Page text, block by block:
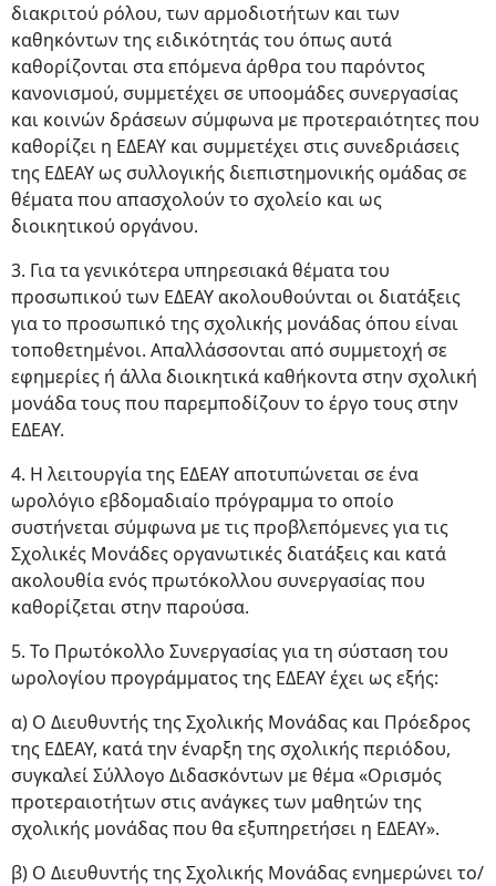
διακριτού ρόλου, των αρμοδιοτήτων και των
καθηκόντων της ειδικότητάς του όπως αυτά
καθορίζονται στα επόμενα άρθρα του παρόντος
κανονισμού, συμμετέχει σε υποομάδες συνεργασίας
και κοινών δράσεων σύμφωνα με προτεραιότητες που
καθορίζει η ΕΔΕΑΥ και συμμετέχει στις συνεδριάσεις
της ΕΔΕΑΥ ως συλλογικής διεπιστημονικής ομάδας σε
θέματα που απασχολούν το σχολείο και ως
διοικητικού οργάνου.
3. Για τα γενικότερα υπηρεσιακά θέματα του
προσωπικού των ΕΔΕΑΥ ακολουθούνται οι διατάξεις
για το προσωπικό της σχολικής μονάδας όπου είναι
τοποθετημένοι. Απαλλάσσονται από συμμετοχή σε
εφημερίες ή άλλα διοικητικά καθήκοντα στην σχολική
μονάδα τους που παρεμποδίζουν το έργο τους στην
ΕΔΕΑΥ.
4. Η λειτουργία της ΕΔΕΑΥ αποτυπώνεται σε ένα
ωρολόγιο εβδομαδιαίο πρόγραμμα το οποίο
συστήνεται σύμφωνα με τις προβλεπόμενες για τις
Σχολικές Μονάδες οργανωτικές διατάξεις και κατά
ακολουθία ενός πρωτόκολλου συνεργασίας που
καθορίζεται στην παρούσα.
5. Το Πρωτόκολλο Συνεργασίας για τη σύσταση του
ωρολογίου προγράμματος της ΕΔΕΑΥ έχει ως εξής:
α) Ο Διευθυντής της Σχολικής Μονάδας και Πρόεδρος
της ΕΔΕΑΥ, κατά την έναρξη της σχολικής περιόδου,
συγκαλεί Σύλλογο Διδασκόντων με θέμα «Ορισμός
προτεραιοτήτων στις ανάγκες των μαθητών της
σχολικής μονάδας που θα εξυπηρετήσει η ΕΔΕΑΥ».
β) Ο Διευθυντής της Σχολικής Μονάδας ενημερώνει το/